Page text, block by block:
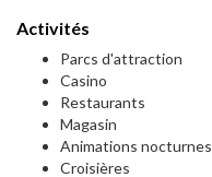
Activités
Parcs d'attraction
Casino
Restaurants
Magasin
Animations nocturnes
Croisières